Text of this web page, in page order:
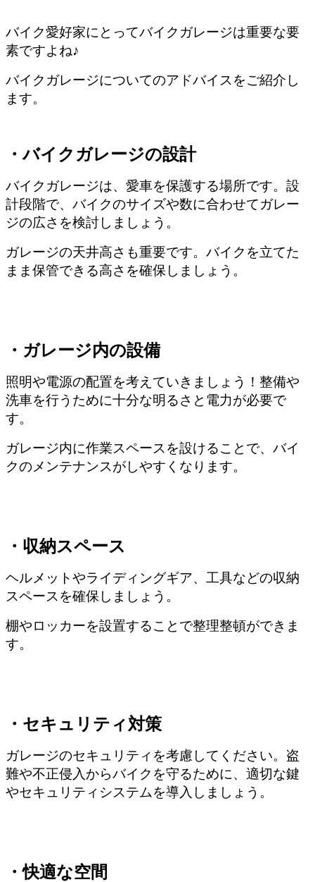
バイク愛好家にとってバイクガレージは重要な要
素ですよね♪
バイクガレージについてのアドバイスをご紹介し
ます。
・バイクガレージの設計
バイクガレージは、愛車を保護する場所です。設
計段階で、バイクのサイズや数に合わせてガレー
ジの広さを検討しましょう。
ガレージの天井高さも重要です。バイクを立てた
まま保管できる高さを確保しましょう。
・ガレージ内の設備
照明や電源の配置を考えていきましょう！整備や
洗車を行うために十分な明るさと電力が必要で
す。
ガレージ内に作業スペースを設けることで、バイ
クのメンテナンスがしやすくなります。
・収納スペース
ヘルメットやライディングギア、工具などの収納
スペースを確保しましょう。
棚やロッカーを設置することで整理整頓ができま
す。
・セキュリティ対策
ガレージのセキュリティを考慮してください。盗
難や不正侵入からバイクを守るために、適切な鍵
やセキュリティシステムを導入しましょう。
・快適な空間